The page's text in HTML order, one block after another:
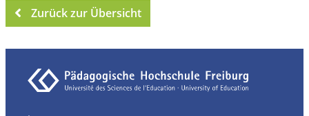
Zurück zur Übersicht